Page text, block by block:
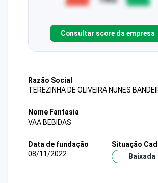
Consultar score da empresa
Razão Social
TEREZINHA DE OLIVEIRA NUNES
Nome Fantasia
VAA BEBIDAS
Data de fundação
08/11/2022
Situação
Baixada